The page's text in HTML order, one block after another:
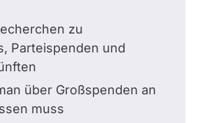
zu
Parteispenden und
über Großspenden an
muss